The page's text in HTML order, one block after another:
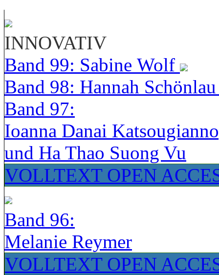
INNOVATIV
Band 99: Sabine Wolf
Band 98: Hannah
Band 97:
Ioanna Danai
und Ha Thao Suong Vu
VOLLTEXT OPEN
Band 96:
Melanie Reymer
VOLLTEXT OPEN